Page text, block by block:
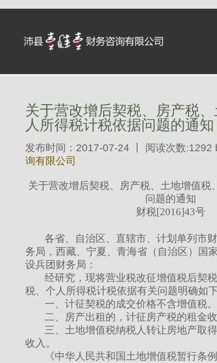
关于营改增后契税、房产税
人所得税计税依据问题的通知
发布时间：2017-07-24 丨 阅读次数
询有限公司
关于营改增后契税、房产税、土地增值税
问题的通知
财税[2016]43号
各省、自治区、直辖市、计划单列市
务局，西藏、宁夏、青海省（自治区）国
设兵团财务局：
经研究，现将营业税改征增值税后契
税、个人所得税计税依据有关问题明确如
一、计征契税的成交价格不含增值税
二、房产出租的，计征房产税的租金
三、土地增值税纳税人转让房地产取
收入。
《中华人民共和国土地增值税暂行条